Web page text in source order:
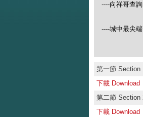
----向祥哥查
----城中最尖
第一節 Section
下載 Download
第二節 Section
下載 Download